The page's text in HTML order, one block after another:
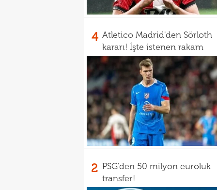
4 Atletico Madrid'den Sörloth
kararı! İşte istenen rakam
2 PSG'den 50 milyon euroluk
transfer!